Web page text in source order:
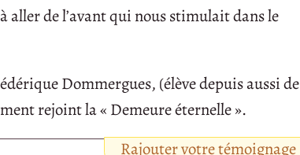
aller de l’avant qui nous stimulait dans le
Dommergues, (élève depuis aussi de
rejoint la « Demeure éternelle ».
Rajouter votre témoignage